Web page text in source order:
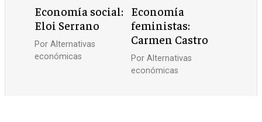
Economía social:
Eloi Serrano
PorAlternativas
económicas
Economía
feministas:
Carmen Castro
Por Alternativas
económicas